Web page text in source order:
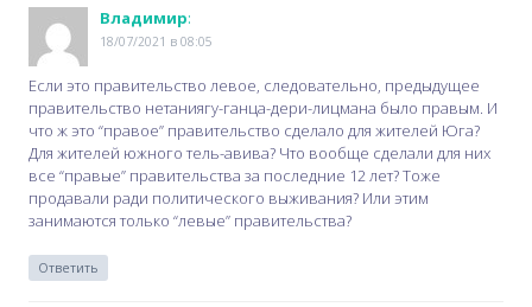
Владимир:
18/07/2021 в 08:05
Если это правительство левое, следовательно, предыдущее
правительство нетаниягу-ганца-дери-лицмана было правым. И
что ж это “правое” правительство сделало для жителей Юга?
Для жителей южного тель-авива? Что вообще сделали для них
все “правые” правительства за последние 12 лет? Тоже
продавали ради политического выживания? Или этим
занимаются только “левые” правительства?
Ответить